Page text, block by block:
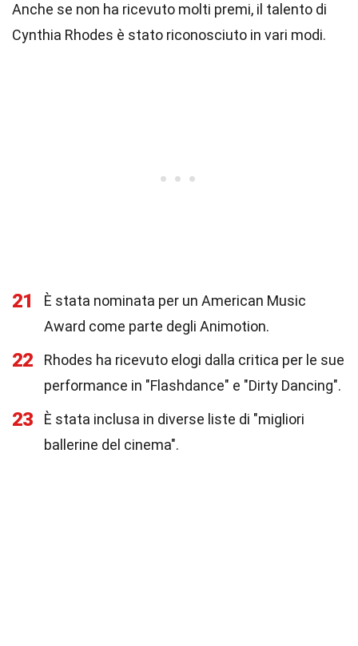
Anche se non ha ricevuto molti premi, il talento di
Cynthia Rhodes è stato riconosciuto in vari modi.
21
È stata nominata per un American Music
Award come parte degli Animotion.
22
Rhodes ha ricevuto elogi dalla critica per le sue
performance in "Flashdance" e "Dirty Dancing".
23
È stata inclusa in diverse liste di "migliori
ballerine del cinema".